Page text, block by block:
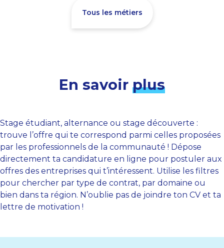
Tous les métiers
En savoir plus
Stage étudiant, alternance ou stage découverte :
trouve l’offre qui te correspond parmi celles proposées
par les professionnels de la communauté ! Dépose
directement ta candidature en ligne pour postuler aux
offres des entreprises qui t’intéressent. Utilise les filtres
pour chercher par type de contrat, par domaine ou
bien dans ta région. N’oublie pas de joindre ton CV et ta
lettre de motivation !